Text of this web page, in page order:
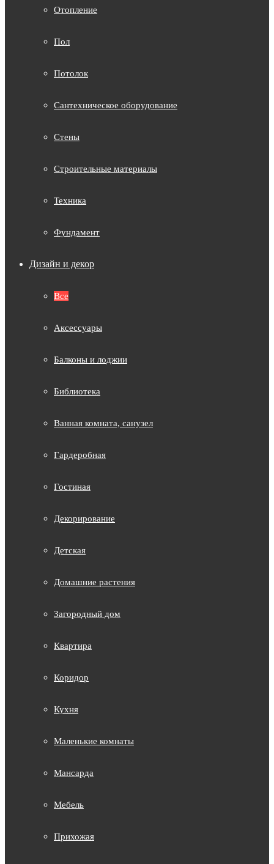
Отопление
Пол
Потолок
Сантехническое оборудование
Стены
Строительные материалы
Техника
Фундамент
Дизайн и декор
Все
Аксессуары
Балконы и лоджии
Библиотека
Ванная комната, санузел
Гардеробная
Гостиная
Декорирование
Детская
Домашние растения
Загородный дом
Квартира
Коридор
Кухня
Маленькие комнаты
Мансарда
Мебель
Прихожая